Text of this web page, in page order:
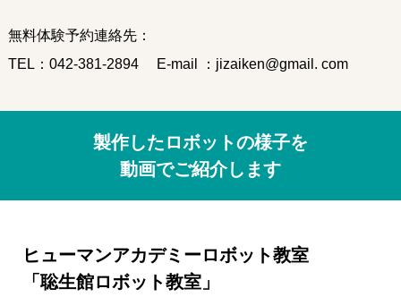
発達障がいのある 未就学児の療育
郊外学習（宿泊含む）、 生活&学習支援
バーチャル学び キャンパス
無料体験予約連絡先：
TEL： 042-381-2894E-mail ：jizaiken@gmail. com
製作したロボットの様子を
動画でご紹介します
ヒューマンアカデミーロボット教室
「聡生館ロボット教室」